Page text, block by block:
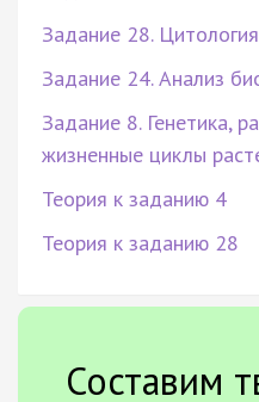
Задание 28. Цитология
Задание 24. Анализ
Задание 8. Генетика,
жизненные циклы
Теория к заданию 4
Теория к заданию 28
Составим